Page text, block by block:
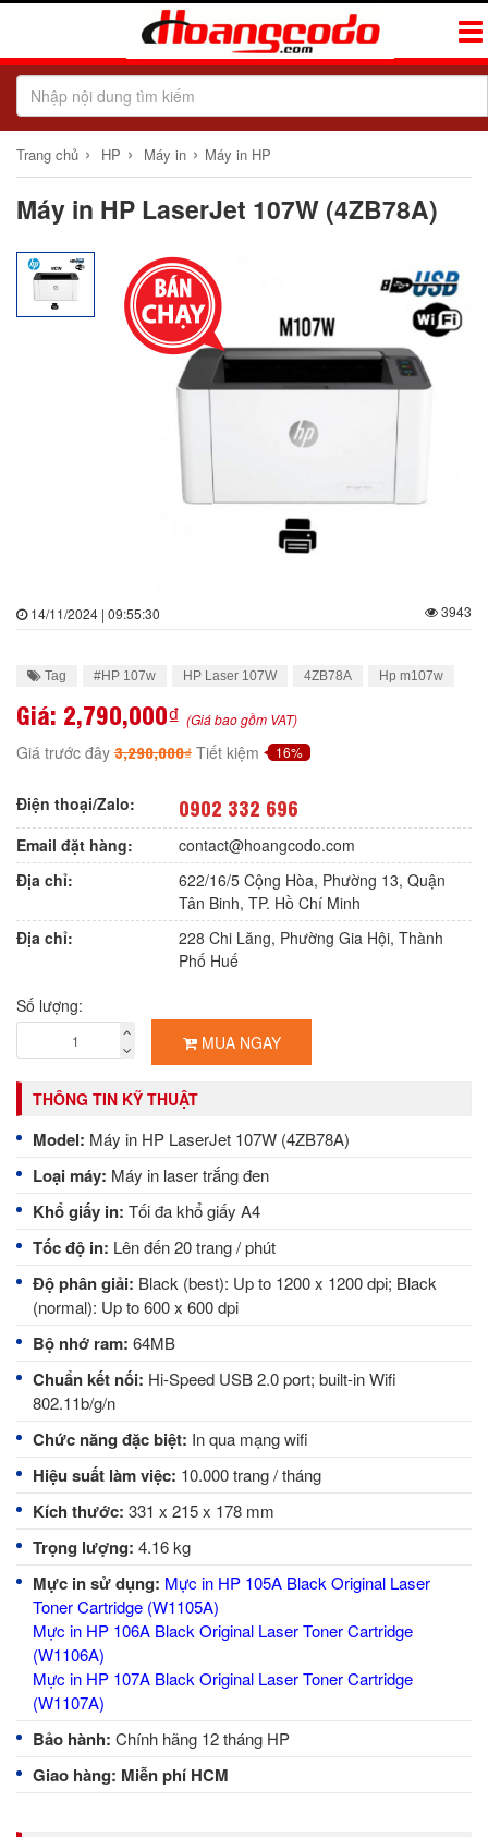
Trang chủ › HP › Máy in › Máy in HP
Máy in HP LaserJet 107W (4ZB78A)
14/11/2024 | 09:55:30 3943
Tag #HP 107w HP Laser 107W 4ZB78A Hp m107w
Giá: 2,790,000₫ (Giá bao gồm VAT)
Giá trước đây 3,290,000₫ Tiết kiệm 16%
Điện thoại/Zalo: 0902 332 696
Email đặt hàng:
contact@hoangcodo.com
Địa chỉ:
622/16/5 Cộng Hòa, Phường 13, Quận
Tân Binh, TP. Hồ Chí Minh
Địa chỉ:
228 Chi Lăng, Phường Gia Hội, Thành
Phố Huế
Số lượng:
MUA NGAY
THÔNG TIN KỸ THUẬT
Model: Máy in HP LaserJet 107W (4ZB78A)
Loại máy: Máy in laser trắng đen
Khổ giấy in: Tối đa khổ giấy A4
Tốc độ in: Lên đến 20 trang / phút
Độ phân giải: Black (best): Up to 1200 x 1200 dpi; Black
(normal): Up to 600 x 600 dpi
Bộ nhớ ram: 64MB
Chuẩn kết nối: Hi-Speed USB 2.0 port; built-in Wifi
802.11b/g/n
Chức năng đặc biệt: In qua mạng wifi
Hiệu suất làm việc: 10.000 trang / tháng
Kích thước: 331 x 215 x 178 mm
Trọng lượng: 4.16 kg
Mực in sử dụng: Mực in HP 105A Black Original Laser
Toner Cartridge (W1105A)
Mực in HP 106A Black Original Laser Toner Cartridge
(W1106A)
Mực in HP 107A Black Original Laser Toner Cartridge
(W1107A)
Bảo hành: Chính hãng 12 tháng HP
Giao hàng: Miễn phí HCM